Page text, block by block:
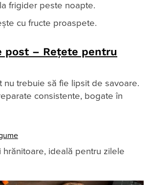
frigider peste noapte.
cu fructe proaspete.
post – Rețete pentru
nu trebuie să fie lipsit de savoare.
consistente, bogate în
hrănitoare, ideală pentru zilele